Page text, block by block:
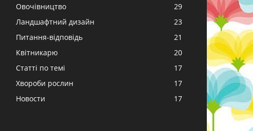
Овочівництво
29
Ландшафтний дизайн
23
Питання-відповідь
21
Квітникарю
20
Статті по темі
17
Хвороби рослин
17
Новости
17